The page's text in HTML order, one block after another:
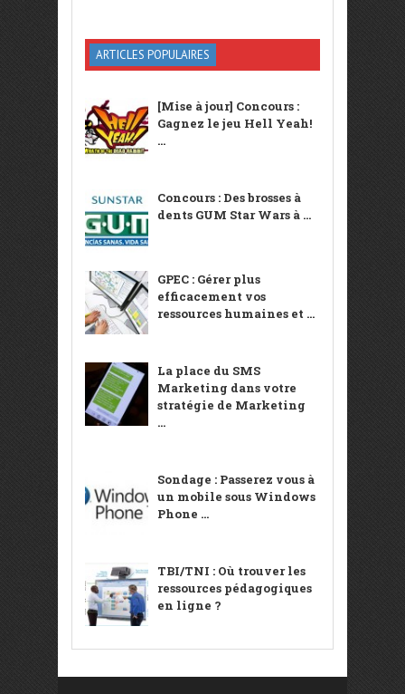
ARTICLES POPULAIRES
[Mise à jour] Concours :
Gagnez le jeu Hell Yeah!
...
Concours : Des brosses à
dents GUM Star Wars à ...
GPEC : Gérer plus
efficacement vos
ressources humaines et ...
La place du SMS
Marketing dans votre
stratégie de Marketing
...
Sondage : Passerez vous à
un mobile sous Windows
Phone ...
TBI/TNI : Où trouver les
ressources pédagogiques
en ligne ?